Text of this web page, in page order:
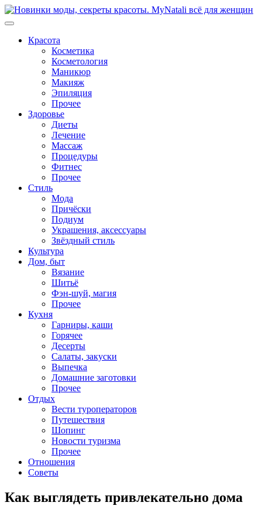
Перейти
к
Красота
Косметика
Косметология
Маникюр
Макияж
Эпиляция
Прочее
Здоровье
Диеты
Лечение
Массаж
Процедуры
Фитнес
Прочее
Стиль
Мода
Причёски
Подиум
Украшения, аксессуары
Звёздный стиль
Культура
Дом, быт
Вязание
Шитьё
Фэн-шуй, магия
Прочее
Кухня
Гарниры, каши
Горячее
Десерты
Салаты, закуски
Выпечка
Домашние заготовки
Прочее
Отдых
Вести туроператоров
Путешествия
Шопинг
Новости туризма
Прочее
Отношения
Советы
Как выглядеть привлекательно дома